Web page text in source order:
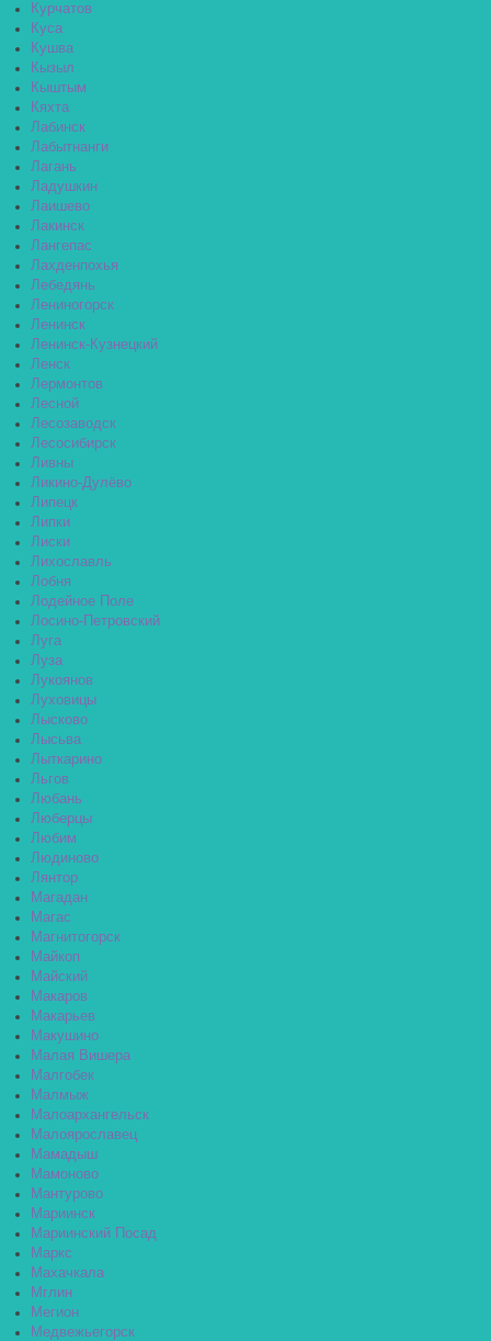
Курчатов
Куса
Кушва
Кызыл
Кыштым
Кяхта
Лабинск
Лабытнанги
Лагань
Ладушкин
Лаишево
Лакинск
Лангепас
Лахденпохья
Лебедянь
Лениногорск
Ленинск
Ленинск-Кузнецкий
Ленск
Лермонтов
Лесной
Лесозаводск
Лесосибирск
Ливны
Ликино-Дулёво
Липецк
Липки
Лиски
Лихославль
Лобня
Лодейное Поле
Лосино-Петровский
Луга
Луза
Лукоянов
Луховицы
Лысково
Лысьва
Лыткарино
Льгов
Любань
Люберцы
Любим
Людиново
Лянтор
Магадан
Магас
Магнитогорск
Майкоп
Майский
Макаров
Макарьев
Макушино
Малая Вишера
Малгобек
Малмыж
Малоархангельск
Малоярославец
Мамадыш
Мамоново
Мантурово
Мариинск
Мариинский Посад
Маркс
Махачкала
Мглин
Мегион
Медвежьегорск